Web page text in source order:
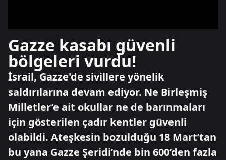
Gazze kasabı güvenli
bölgeleri vurdu!
İsrail, Gazze'de sivillere yönelik
saldırılarına devam ediyor. Ne Birleşmiş
Milletler’e ait okullar ne de barınmaları
için gösterilen çadır kentler güvenli
olabildi. Ateşkesin bozulduğu 18 Mart’tan
bu yana Gazze Şeridi’nde bin 600’den fazla